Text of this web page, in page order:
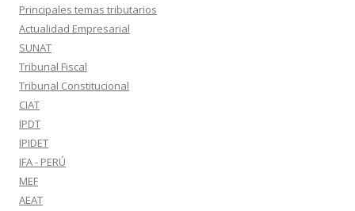
Principales temas tributarios
Actualidad Empresarial
SUNAT
Tribunal Fiscal
Tribunal Constitucional
CIAT
IPDT
IPIDET
IFA - PERÚ
MEF
AEAT